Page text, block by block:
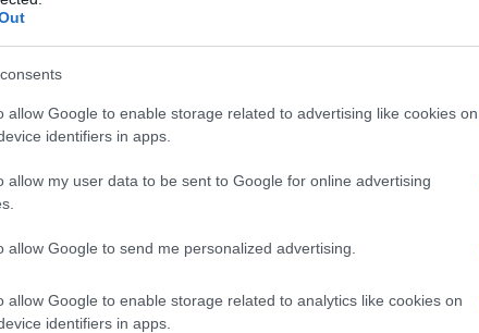
allow Google to enable storage related to advertising like cookies on
identifiers in apps.
allow my user data to be sent to Google for online advertising
allow Google to send me personalized advertising.
allow Google to enable storage related to analytics like cookies on
identifiers in apps.
dialisi e la riattivazione del progetto